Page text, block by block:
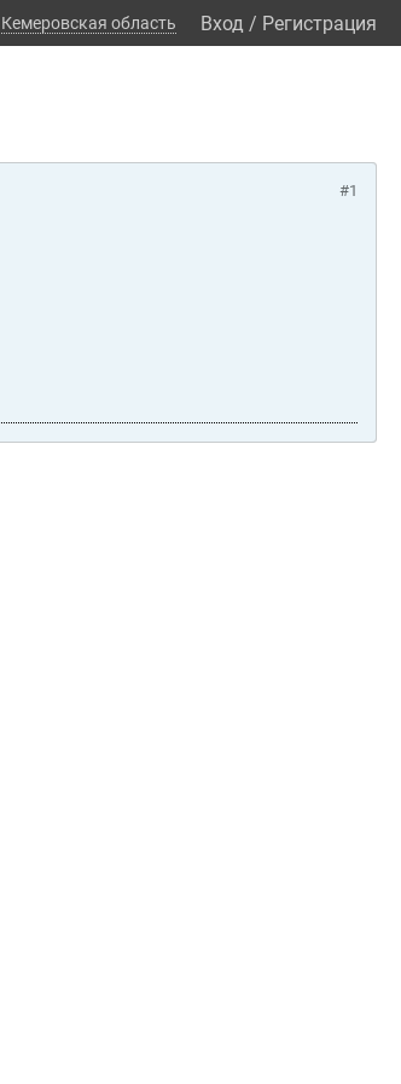
Кемеровская область Вход / Регистрация
#1